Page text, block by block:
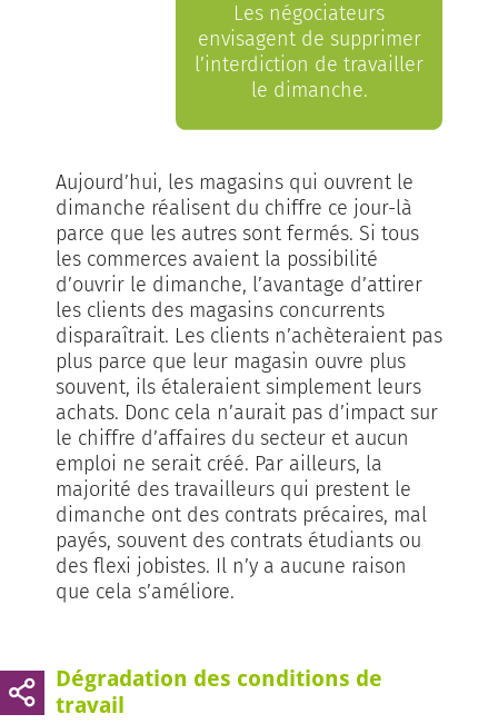
Les négociateurs
envisagent de supprimer
l’interdiction de travailler
le dimanche.
Aujourd’hui, les magasins qui ouvrent le
dimanche réalisent du chiffre ce jour-là
parce que les autres sont fermés. Si tous
les commerces avaient la possibilité
d’ouvrir le dimanche, l’avantage d’attirer
les clients des magasins concurrents
disparaîtrait. Les clients n’achèteraient pas
plus parce que leur magasin ouvre plus
souvent, ils étaleraient simplement leurs
achats. Donc cela n’aurait pas d’impact sur
le chiffre d’affaires du secteur et aucun
emploi ne serait créé. Par ailleurs, la
majorité des travailleurs qui prestent le
dimanche ont des contrats précaires, mal
payés, souvent des contrats étudiants ou
des flexi jobistes. Il n’y a aucune raison
que cela s’améliore.
Dégradation des conditions de
travail